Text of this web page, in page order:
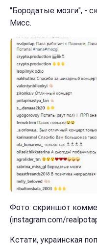
"Бородатые мозги", -
Мисс.
Фото: скриншот
(instagram.com/
Кстати, украинская